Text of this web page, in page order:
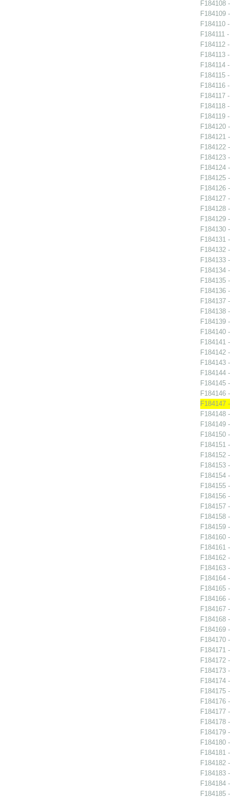
F184108
F184109
F184110
F184111
F184112
F184113
F184114
F184115
F184116
F184117
F184118
F184119
F184120
F184121
F184122
F184123
F184124
F184125
F184126
F184127
F184128
F184129
F184130
F184131
F184132
F184133
F184134
F184135
F184136
F184137
F184138
F184139
F184140
F184141
F184142
F184143
F184144
F184145
F184146
F184147
F184148
F184149
F184150
F184151
F184152
F184153
F184154
F184155
F184156
F184157
F184158
F184159
F184160
F184161
F184162
F184163
F184164
F184165
F184166
F184167
F184168
F184169
F184170
F184171
F184172
F184173
F184174
F184175
F184176
F184177
F184178
F184179
F184180
F184181
F184182
F184183
F184184
F184185